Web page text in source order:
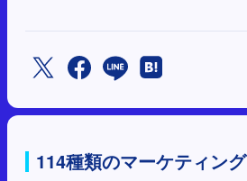
114種類のマーケティング